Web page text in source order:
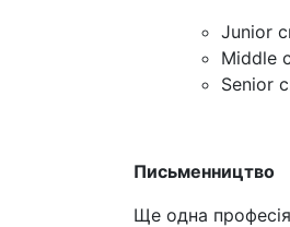
Junior
Middle
Senior
Письменництво
Ще одна